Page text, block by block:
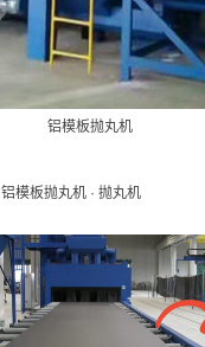
铝模板抛丸机
铝模板抛丸机 · 抛丸机